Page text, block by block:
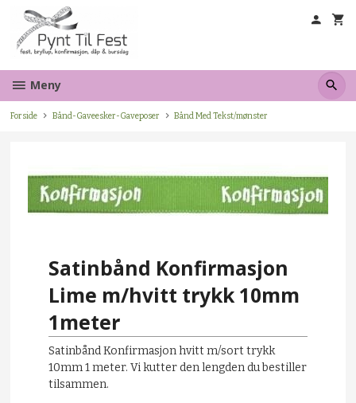
innholdet
Meny
Forside Bånd-Gaveesker-Gaveposer Bånd Med Tekst/mønster
Satinbånd Konfirmasjon
Lime m/hvitt trykk 10mm
1meter
Satinbånd Konfirmasjon hvitt m/sort trykk
10mm 1 meter. Vi kutter den lengden du bestiller
tilsammen.